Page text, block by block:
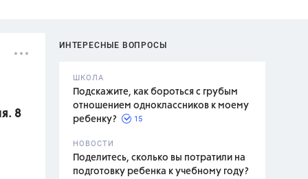
ИНТЕРЕСНЫЕ ВОПРОСЫ
ШКОЛА
Подскажите, как бороться с грубым
отношением одноклассников к моему
ребенку?
15
НОВОСТИ
Поделитесь, сколько вы потратили на
подготовку ребенка к учебному году?
8